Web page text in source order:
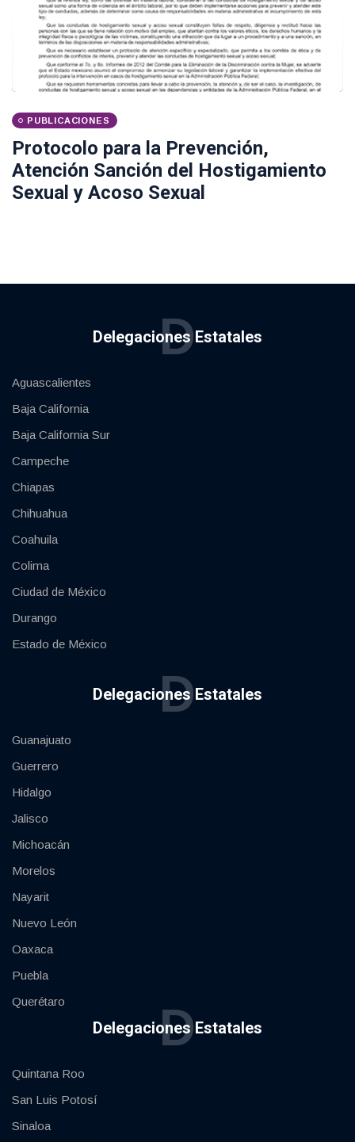
PUBLICACIONES
Protocolo para la Prevención,
Atención Sanción del Hostigamiento
Sexual y Acoso Sexual
Delegaciones Estatales
D
Aguascalientes
Baja California
Baja California Sur
Campeche
Chiapas
Chihuahua
Coahuila
Colima
Ciudad de México
Durango
Estado de México
Delegaciones Estatales
D
Guanajuato
Guerrero
Hidalgo
Jalisco
Michoacán
Morelos
Nayarit
Nuevo León
Oaxaca
Puebla
Querétaro
Delegaciones Estatales
D
Quintana Roo
San Luis Potosí
Sinaloa